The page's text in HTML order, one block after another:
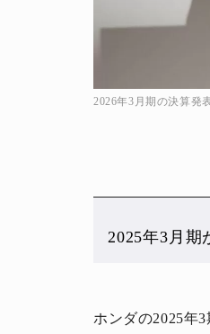
2026年3月期の決算発
2025年3月期
ホンダの2025年